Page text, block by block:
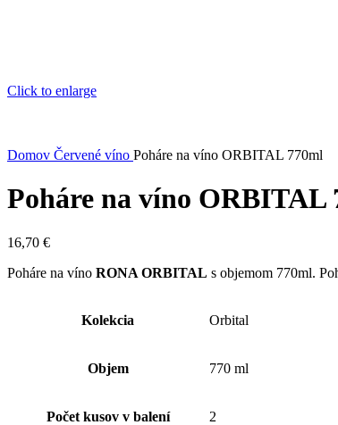
Click to enlarge
Domov Červené víno Poháre na víno ORBITAL 770ml
Poháre na víno ORBITAL
16,70 €
Poháre na víno RONA ORBITAL s objemom 770ml.
Kolekcia Orbital
Objem 770 ml
Počet kusov v balení 2